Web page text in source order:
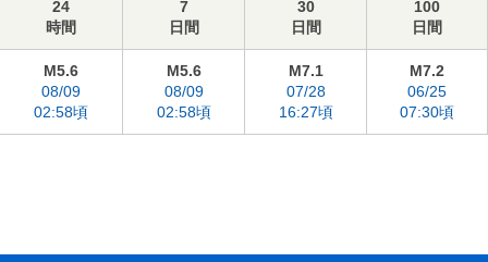
24
時間
7
日間
30
日間
100
日間
M5.6
08/09
02:58頃
M5.6
08/09
02:58頃
M7.1
07/28
16:27頃
M7.2
06/25
07:30頃